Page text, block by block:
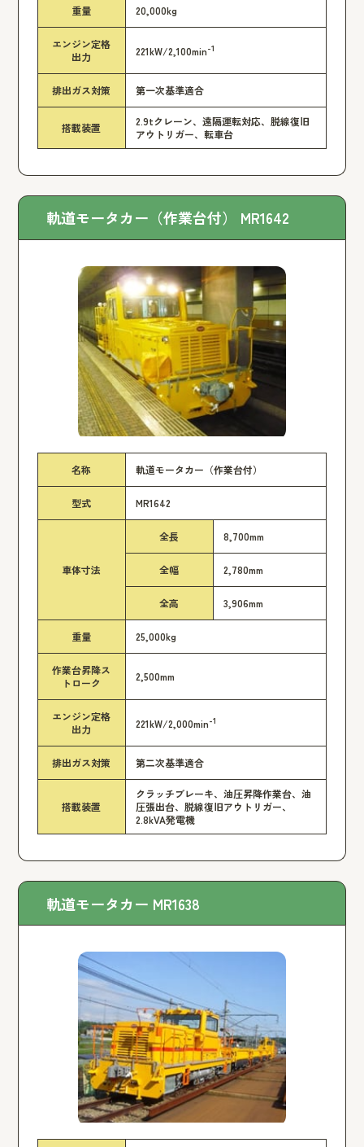
重量 20,000kg
エンジン定格
出力
221kW/2,100min-1
排出ガス対策 第一次基準適合
搭載装置
2.9tクレーン、遠隔運転対応、脱線復旧
アウトリガー、転車台
軌道モータカー（作業台付） MR1642
名称 軌道モータカー（作業台付）
型式 MR1642
車体寸法
全長 8,700mm
全幅 2,780mm
全高 3,906mm
重量 25,000kg
作業台昇降ス
トローク
2,500mm
エンジン定格
出力
221kW/2,000min-1
排出ガス対策 第二次基準適合
搭載装置
クラッチブレーキ、油圧昇降作業台、油
圧張出台、脱線復旧アウトリガー、
2.8kVA発電機
軌道モータカー MR1638